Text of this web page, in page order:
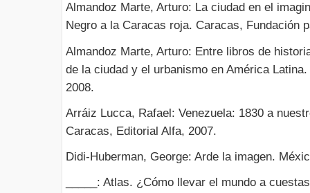
Almandoz Marte, Arturo: La ciudad en el
Negro a la Caracas roja. Caracas, Fundación
Almandoz Marte, Arturo: Entre libros de
de la ciudad y el urbanismo en América
2008.
Arráiz Lucca, Rafael: Venezuela: 1830 a
Caracas, Editorial Alfa, 2007.
Didi-Huberman, George: Arde la imagen.
_____: Atlas. ¿Cómo llevar el mundo a